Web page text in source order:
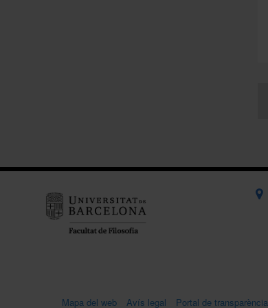
Mapa del web Avís legal Portal de transparència